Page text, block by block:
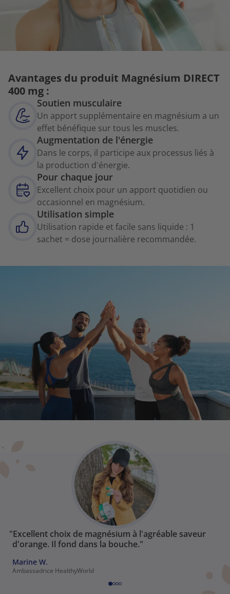
Avantages du produit Magnésium DIRECT
400 mg :
Soutien musculaire
Un apport supplémentaire en magnésium a un
effet bénéfique sur tous les muscles.
Augmentation de l'énergie
Dans le corps, il participe aux processus liés à
la production d'énergie.
Pour chaque jour
Excellent choix pour un apport quotidien ou
occasionnel en magnésium.
Utilisation simple
Utilisation rapide et facile sans liquide : 1
sachet = dose journalière recommandée.
"Excellent choix de magnésium à l'agréable saveur
d'orange. Il fond dans la bouche."
Marine W.
Ambassadrice HealthyWorld